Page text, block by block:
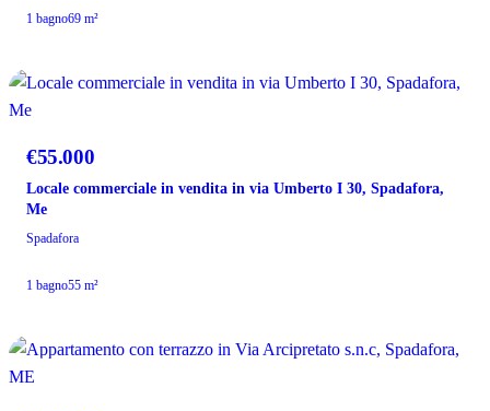
1 bagno69 m²
€55.000
Locale commerciale in vendita in via Umberto I 30, Spadafora,
Me
Spadafora
1 bagno55 m²
VENDITA